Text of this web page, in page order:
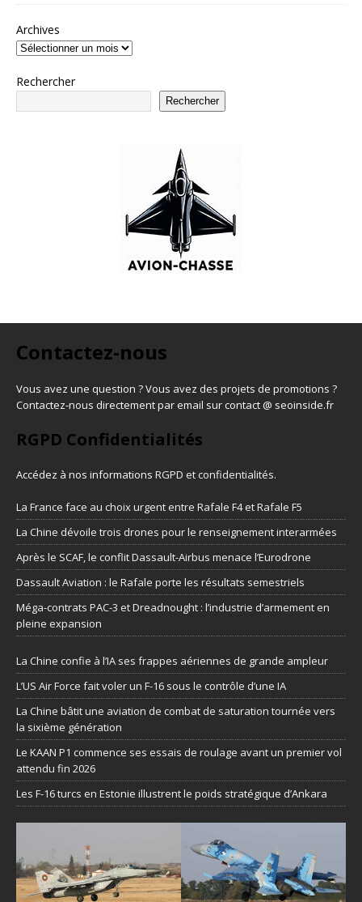
Archives
Rechercher
Rechercher
Contactez-nous
Vous avez une question ? Vous avez des projets de promotions ?
Contactez-nous directement par email sur contact @ seoinside.fr
RGPD Confidentialités
Accédez à nos informations RGPD et confidentialités.
La France face au choix urgent entre Rafale F4 et Rafale F5
La Chine dévoile trois drones pour le renseignement interarmées
Après le SCAF, le conflit Dassault-Airbus menace l’Eurodrone
Dassault Aviation : le Rafale porte les résultats semestriels
Méga-contrats PAC-3 et Dreadnought : l’industrie d’armement en
pleine expansion
La Chine confie à l’IA ses frappes aériennes de grande ampleur
L’US Air Force fait voler un F-16 sous le contrôle d’une IA
La Chine bâtit une aviation de combat de saturation tournée vers
la sixième génération
Le KAAN P1 commence ses essais de roulage avant un premier vol
attendu fin 2026
Les F-16 turcs en Estonie illustrent le poids stratégique d’Ankara